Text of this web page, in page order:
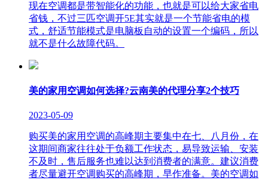
现在空调都是带智能化的功能，也就是可以给大家省电
省钱，不过三匹空调开5E其实就是一个节能省电的模
式，舒适节能模式是电脑板自动的设置一个编码，所以
就不是什么故障代码。
美的家用空调如何选择?云南美的代理分享2个技巧
2023-05-09
购买美的家用空调的高峰期主要集中在七、八月份，在
这期间商家往往处于负额工作状态，易导致运输、安装
不及时，售后服务也难以达到消费者的满意。建议消费
者尽量避开空调购买的高峰期，早作准备。美的空调如